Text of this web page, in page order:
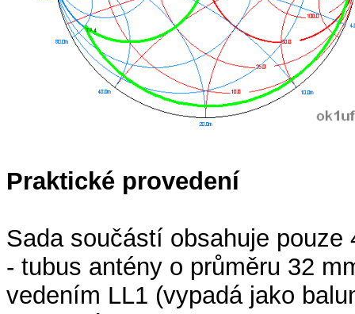
Praktické provedení
Sada součástí obsahuje pouze
- tubus antény o průměru 32
vedením LL1 (vypadá jako